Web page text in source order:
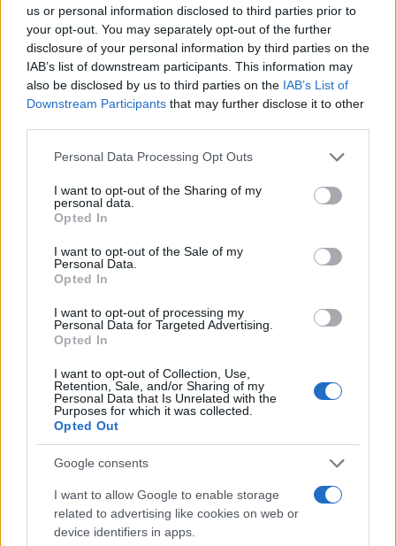
us or personal information disclosed to third parties prior to
your opt-out. You may separately opt-out of the further
disclosure of your personal information by third parties on the
IAB’s list of downstream participants. This information may
also be disclosed by us to third parties on the IAB’s List of
Downstream Participants that may further disclose it to other
Please note that this website/app uses one or more Google
not limited to your visit or usage behaviour. You may click to
grant or deny consent to Google and its third-party tags to
use your data for below specified purposes in below Google
consent section.
Personal Data Processing Opt Outs
I want to opt-out of the Sharing of my
personal data.
Opted In
I want to opt-out of the Sale of my
Personal Data.
Opted In
I want to opt-out of processing my
Personal Data for Targeted Advertising.
Opted In
I want to opt-out of Collection, Use,
Retention, Sale, and/or Sharing of my
Personal Data that Is Unrelated with the
Purposes for which it was collected.
Opted Out
Google consents
I want to allow Google to enable storage
related to advertising like cookies on web or
device identifiers in apps.
Vuoi rimuovere le pubblicità nazionali?
Puoi abbonarti a soli € 1,10 al mese
cliccandoqui
Sei già abbonato?
Puoi effettuare l'accesso andando nella
sezioneLogin
dal menù del sito o
cliccando
Inviaci le tue segnalazioni,
Su WhatsApp al numero +39
345 356 7512
Notizie in tempo reale?
Entra nel canale telegram di
GalluraOggi.it